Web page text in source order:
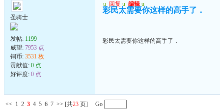
圣骑士
发帖: 1199
威望: 7953 点
铜币: 3531 枚
贡献值: 0 点
好评度: 0 点
u 回复 u 编辑 u
彩民太需要你这样的高手了．
彩民太需要你这样的高手了．
<< 1 2 3 4 5 6 7 >> [共23 页] Go